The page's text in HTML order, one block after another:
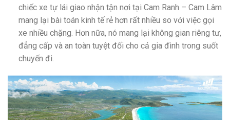
chiếc xe tự lái giao nhận tận nơi tại Cam Ranh – Cam Lâm
mang lại bài toán kinh tế rẻ hơn rất nhiều so với việc gọi
xe nhiều chặng. Hơn nữa, nó mang lại không gian riêng tư,
đẳng cấp và an toàn tuyệt đối cho cả gia đình trong suốt
chuyến đi.